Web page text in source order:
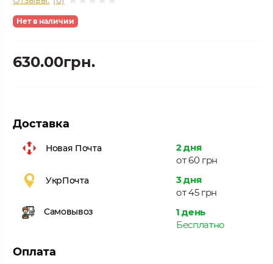
Нет в наличии
630.00грн.
Доставка
Новая Почта
2 дня
от 60 грн
УкрПочта
3 дня
от 45 грн
Самовывоз
1 день
Бесплатно
Оплата